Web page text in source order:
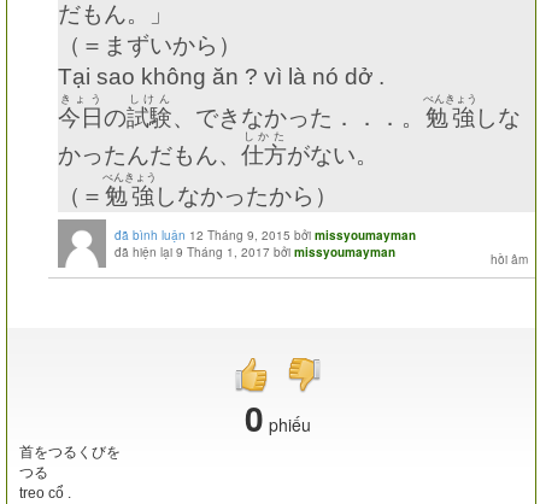
だもん。」
（＝まずいから）
Tại sao không ăn ? vì là nó dở .
今日
きょう
の試験
しけん
、できなかった．．．。 勉強
べんきょう
しな
かったんだもん、 仕方
しかた
がない。
（＝ 勉強
べんきょう
しなかったから）
đã bình luận 12 Tháng 9, 2015 bởi missyoumayman
đã hiện lại 9 Tháng 1, 2017 bởi missyoumayman
0 phiếu
首をつるくびを
つる
treo cổ .